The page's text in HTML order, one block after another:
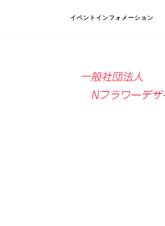
イベントインフォメーション